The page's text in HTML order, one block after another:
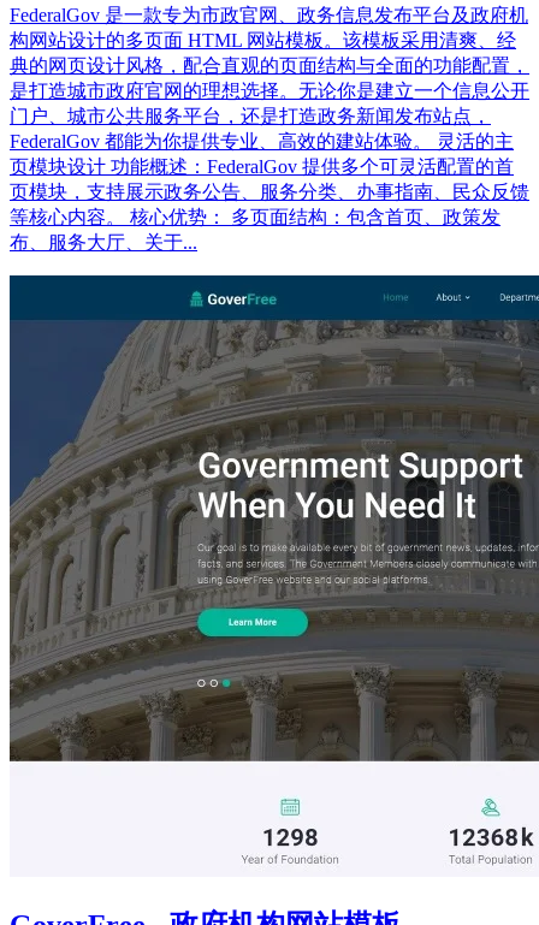
FederalGov 是一款专为市政官网、政务信息发布平台及政府机
构网站设计的多页面 HTML 网站模板。该模板采用清爽、经
典的网页设计风格，配合直观的页面结构与全面的功能配置，
是打造城市政府官网的理想选择。无论你是建立一个信息公开
门户、城市公共服务平台，还是打造政务新闻发布站点，
FederalGov 都能为你提供专业、高效的建站体验。 灵活的主
页模块设计 功能概述：FederalGov 提供多个可灵活配置的首
页模块，支持展示政务公告、服务分类、办事指南、民众反馈
等核心内容。 核心优势： 多页面结构：包含首页、政策发
布、服务大厅、关于...